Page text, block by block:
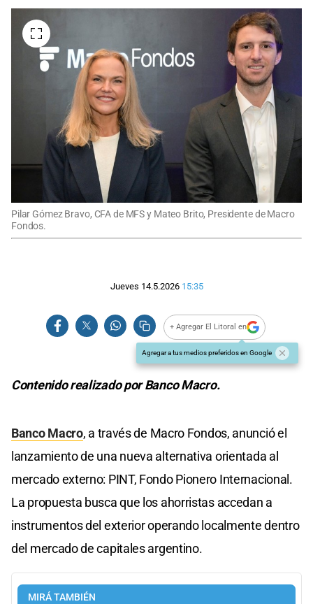
Pilar Gómez Bravo, CFA de MFS y Mateo Brito, Presidente de Macro
Fondos.
Jueves 14.5.2026 15:35
+ Agregar El Litoral en
Agregar a tus medios preferidos en Google
Contenido realizado por Banco Macro.
Banco Macro, a través de Macro Fondos, anunció el
lanzamiento de una nueva alternativa orientada al
mercado externo: PINT, Fondo Pionero Internacional.
La propuesta busca que los ahorristas accedan a
instrumentos del exterior operando localmente dentro
del mercado de capitales argentino.
MIRÁ TAMBIÉN